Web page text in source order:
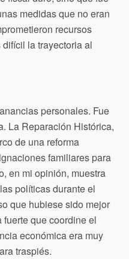
medidas que no eran
recursos
la trayectoria al
personales. Fue
La Reparación Histórica,
de una reforma
familiares para
en mi opinión, muestra
políticas durante el
que hubiese sido mejor
que coordine el
económica era muy
traspiés.